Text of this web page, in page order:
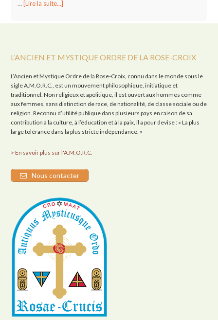
… [Lire la suite...]
L’ANCIEN ET MYSTIQUE ORDRE DE LA ROSE-CROIX
L’Ancien et Mystique Ordre de la Rose-Croix, connu dans le monde sous le
sigle A.M.O.R.C., est un mouvement philosophique, initiatique et
traditionnel. Non religieux et apolitique, il est ouvert aux hommes comme
aux femmes, sans distinction de race, de nationalité, de classe sociale ou de
religion. Reconnu d’utilité publique dans plusieurs pays en raison de sa
contribution à la culture, à l’éducation et à la paix, il a pour devise : « La plus
large tolérance dans la plus stricte indépendance. »
> En savoir plus sur l'A.M.O.R.C.
Nous contacter